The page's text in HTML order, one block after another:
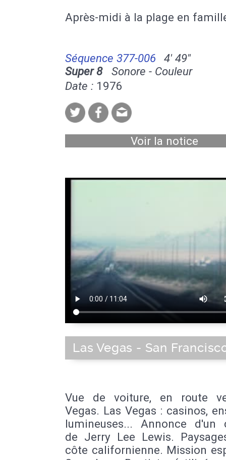
Après-midi à la plage en
Séquence 377-006
4' 49''
Super 8Sonore - Couleur
Date : 1976
Voir la notice
Las Vegas - San
Vue de voiture, en route
Vegas. Las Vegas : casinos,
lumineuses... Annonce d'un
de Jerry Lee Lewis.
côte californienne. Mission